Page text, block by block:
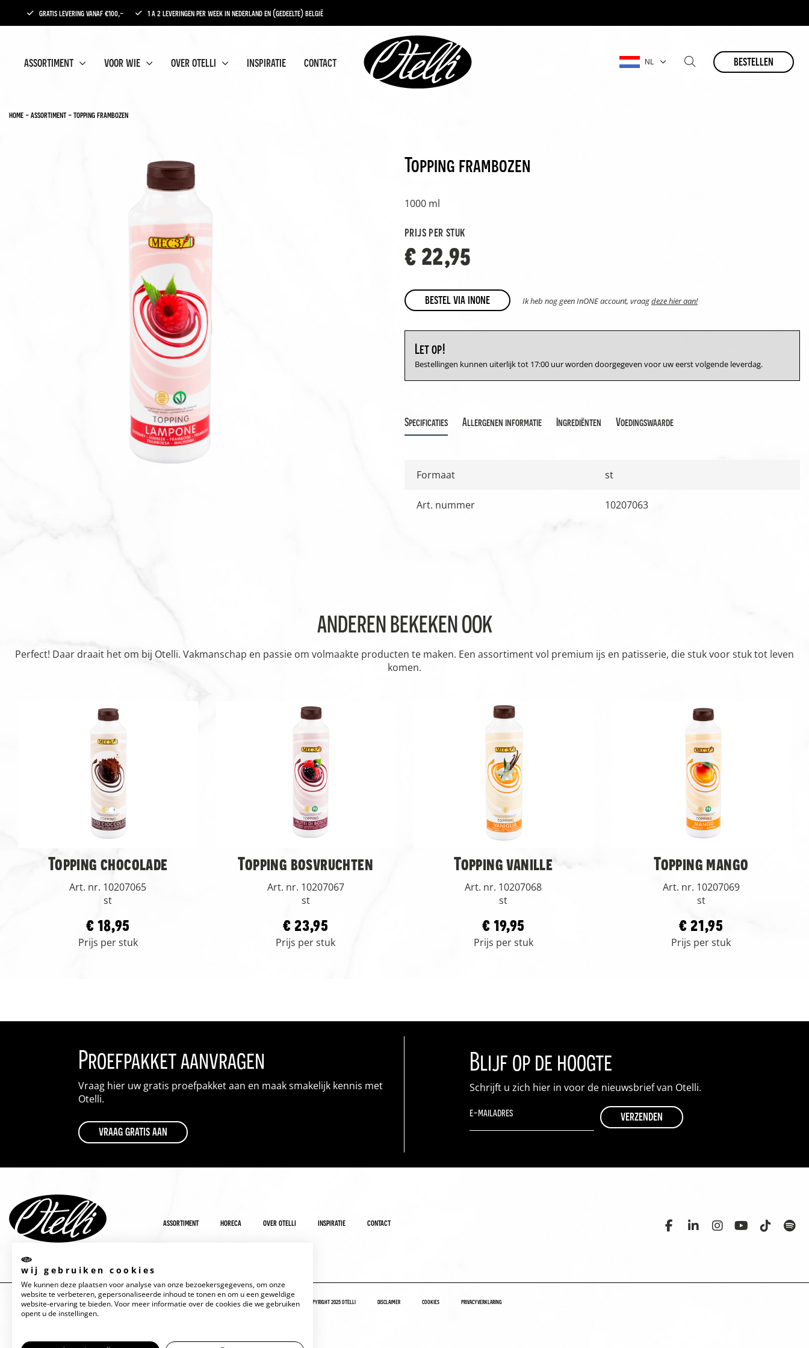
gratis levering vanaf €100,- 1 a 2 leveringen per week in nederland en (gedeelte) belgië
assortiment voor wie over otelli inspiratie contact NL bestellen
home-assortiment-topping frambozen
Topping frambozen
1000 ml
prijs per stuk
€ 22,95
bestel via inone Ik heb nog geen InONE account, vraagdeze hier aan!
Let op!
Bestellingen kunnen uiterlijk tot 17:00 uur worden doorgegeven voor uw eerst volgende leverdag.
Specificaties Allergenen informatie Ingrediënten Voedingswaarde
Formaat st
Art. nummer 10207063
ANDEREN BEKEKEN OOK
Perfect! Daar draait het om bij Otelli. Vakmanschap en passie om volmaakte producten te maken. Een assortiment vol premium ijs en patisserie, die stuk voor stuk tot leven
komen.
Topping chocolade
Art. nr. 10207065
st
€ 18,95
Prijs per stuk
Topping bosvruchten
Art. nr. 10207067
st
€ 23,95
Prijs per stuk
Topping vanille
Art. nr. 10207068
st
€ 19,95
Prijs per stuk
Topping mango
Art. nr. 10207069
st
€ 21,95
Prijs per stuk
Proefpakket aanvragen
Vraag hier uw gratis proefpakket aan en maak smakelijk kennis met
Otelli.
vraag gratis aan
Blijf op de hoogte
Schrijft u zich hier in voor de nieuwsbrief van Otelli.
assortiment horeca over otelli inspiratie contact
copyright 2025 otelli disclaimer cookies privacyverklaring
wij gebruiken cookies
We kunnen deze plaatsen voor analyse van onze bezoekersgegevens, om onze
website te verbeteren, gepersonaliseerde inhoud te tonen en om u een geweldige
website-ervaring te bieden. Voor meer informatie over de cookies die we gebruiken
opent u de instellingen.